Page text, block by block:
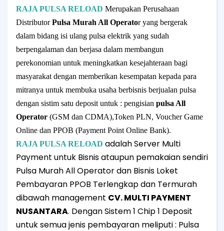
RAJA PULSA RELOAD Merupakan Perusahaan
DistributorPulsa Murah All Operator yang bergerak
dalam bidang isi ulang pulsa elektrik yang sudah
berpengalaman dan berjasa dalam membangun
perekonomian untuk meningkatkan kesejahteraan bagi
masyarakat dengan memberikan kesempatan kepada para
mitranya untuk membuka usaha berbisnis berjualan pulsa
dengan sistim satu deposit untuk : pengisian pulsa All
Operator (GSM dan CDMA),Token PLN, Voucher Game
Online dan PPOB (Payment Point Online Bank).
RAJA PULSA RELOAD adalah Server Multi
Payment untuk Bisnis ataupun pemakaian sendiri
Pulsa Murah All Operator dan Bisnis Loket
Pembayaran PPOB Terlengkap dan Termurah
dibawah management CV. MULTI PAYMENT
NUSANTARA. Dengan Sistem 1 Chip 1 Deposit
untuk semua jenis pembayaran meliputi : Pulsa